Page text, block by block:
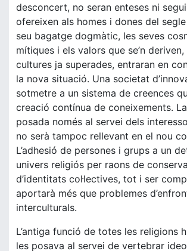
desconcert, no seran enteses ni
ofereixen als homes i dones del segle
seu bagatge dogmàtic, les seves
mítiques i els valors que se’n
cultures ja superades, entraran en
la nova situació. Una societat
sotmetre a un sistema de creences
creació contínua de coneixements.
posada només al servei dels
no serà tampoc rellevant en el nou
L’adhesió de persones i grups a un
univers religiós per raons de
d’identitats col·lectives, tot i ser
aportarà més que problemes
interculturals.
L’antiga funció de totes les religions
les posava al servei de vertebrar